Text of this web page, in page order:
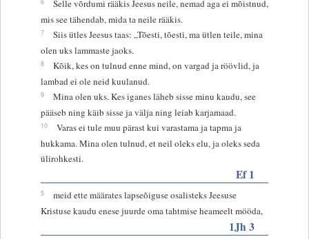
Selle võrdumi rääkis Jeesus neile, nemad aga ei mõistnud,
mis see tähendab, mida ta neile rääkis.
7
Siis ütles Jeesus taas: „Tõesti, tõesti, ma ütlen teile, mina
olen uks lammaste jaoks.
8
Kõik, kes on tulnud enne mind, on vargad ja röövlid, ja
lambad ei ole neid kuulanud.
9
Mina olen uks. Kes iganes läheb sisse minu kaudu, see
pääseb ning käib sisse ja välja ning leiab karjamaad.
10
Varas ei tule muu pärast kui varastama ja tapma ja
hukkama. Mina olen tulnud, et neil oleks elu, ja oleks seda
ülirohkesti.
Ef 1
5
meid ette määrates lapseõiguse osalisteks Jeesuse
Kristuse kaudu enese juurde oma tahtmise heameelt mööda,
1Jh 3